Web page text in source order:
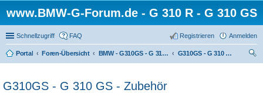
www.BMW-G-Forum.de - G 310 R - G 310 GS
Schnellzugriff FAQ Anmelden
Registrieren
Portal Foren-Übersicht BMW - G310GS - G 310 GS
G310GS - G 310 GS - Zubehör
G310GS - G 310 GS - Zubehör